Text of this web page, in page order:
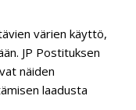
värien käyttö,
JP Postituksen
näiden
laadusta